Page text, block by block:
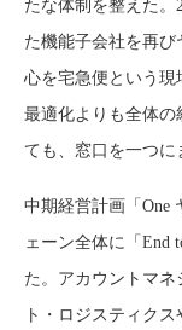
たな体制を整えた。
た機能子会社を再
心を宅急便という
最適化よりも全体の
ても、窓口を一つに
中期経営計画「One
ェーン全体に「End
た。アカウントマ
ト・ロジスティク